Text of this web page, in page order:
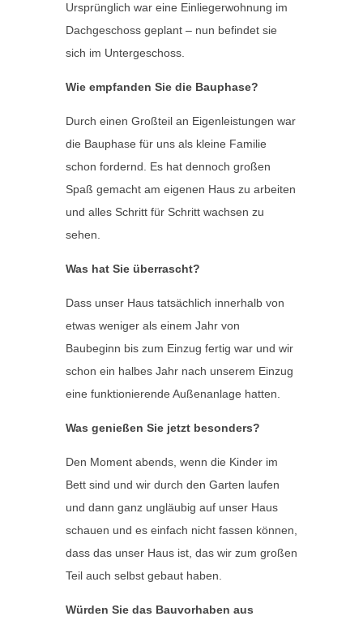
Ursprünglich war eine Einliegerwohnung im
Dachgeschoss geplant – nun befindet sie
sich im Untergeschoss.
Wie empfanden Sie die Bauphase?
Durch einen Großteil an Eigenleistungen war
die Bauphase für uns als kleine Familie
schon fordernd. Es hat dennoch großen
Spaß gemacht am eigenen Haus zu arbeiten
und alles Schritt für Schritt wachsen zu
sehen.
Was hat Sie überrascht?
Dass unser Haus tatsächlich innerhalb von
etwas weniger als einem Jahr von
Baubeginn bis zum Einzug fertig war und wir
schon ein halbes Jahr nach unserem Einzug
eine funktionierende Außenanlage hatten.
Was genießen Sie jetzt besonders?
Den Moment abends, wenn die Kinder im
Bett sind und wir durch den Garten laufen
und dann ganz ungläubig auf unser Haus
schauen und es einfach nicht fassen können,
dass das unser Haus ist, das wir zum großen
Teil auch selbst gebaut haben.
Würden Sie das Bauvorhaben aus